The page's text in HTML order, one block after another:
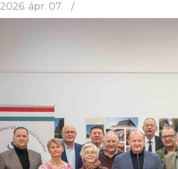
2026. ápr. 07.